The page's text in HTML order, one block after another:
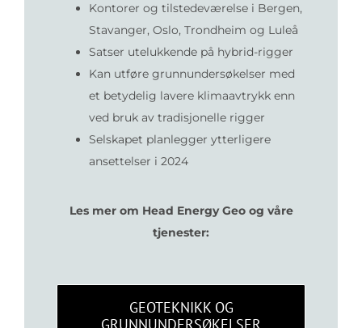
Kontorer og tilstedeværelse i Bergen,
Stavanger, Oslo, Trondheim og Luleå
Satser utelukkende på hybrid-rigger
Kan utføre grunnundersøkelser med
et betydelig lavere klimaavtrykk enn
ved bruk av tradisjonelle rigger
Selskapet planlegger ytterligere
ansettelser i 2024
Les mer om Head Energy Geo og våre
tjenester:
GEOTEKNIKK OG